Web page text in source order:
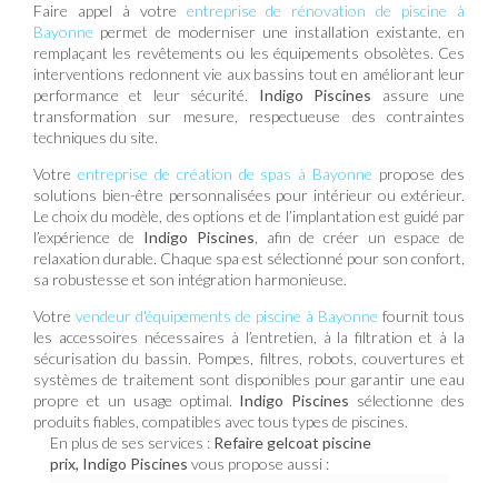
Faire appel à votre entreprise de rénovation de piscine à
Bayonne permet de moderniser une installation existante, en
remplaçant les revêtements ou les équipements obsolètes. Ces
interventions redonnent vie aux bassins tout en améliorant leur
performance et leur sécurité. Indigo Piscines assure une
transformation sur mesure, respectueuse des contraintes
techniques du site.
Votre entreprise de création de spas à Bayonne propose des
solutions bien-être personnalisées pour intérieur ou extérieur.
Le choix du modèle, des options et de l’implantation est guidé par
l’expérience de Indigo Piscines , afin de créer un espace de
relaxation durable. Chaque spa est sélectionné pour son confort,
sa robustesse et son intégration harmonieuse.
Votre vendeur d'équipements de piscine à Bayonne fournit tous
les accessoires nécessaires à l’entretien, à la filtration et à la
sécurisation du bassin. Pompes, filtres, robots, couvertures et
systèmes de traitement sont disponibles pour garantir une eau
propre et un usage optimal. Indigo Piscines sélectionne des
produits fiables, compatibles avec tous types de piscines.
En plus de ses services : Refaire gelcoat piscine
prix, Indigo Piscines vous propose aussi :